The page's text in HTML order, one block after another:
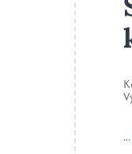
...